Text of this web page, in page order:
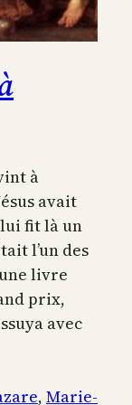
à
avait
lui fit là un
l’un des
livre
prix,
avec
, Marie-